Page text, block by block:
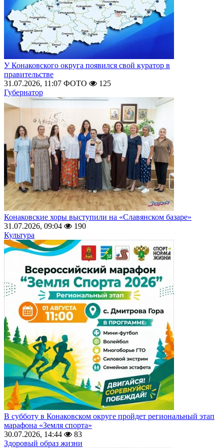
У Конаковского округа появился свой куратор в
правительстве
31.07.2026, 11:07 ФОТО
125
Губернатор
Конаковские хоры выступили на «Славянском базаре»
31.07.2026, 09:04
190
Культура
В субботу в Конаковском округе пройдет региональный этап
марафона «Земля спорта»
30.07.2026, 14:44
83
Здоровый образ жизни